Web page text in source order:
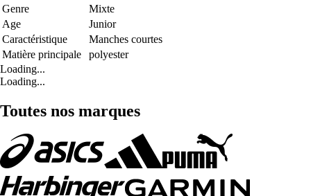
Genre
Mixte
Age
Junior
Caractéristique
Manches courtes
Matière principale
polyester
Loading...
Loading...
Toutes nos marques